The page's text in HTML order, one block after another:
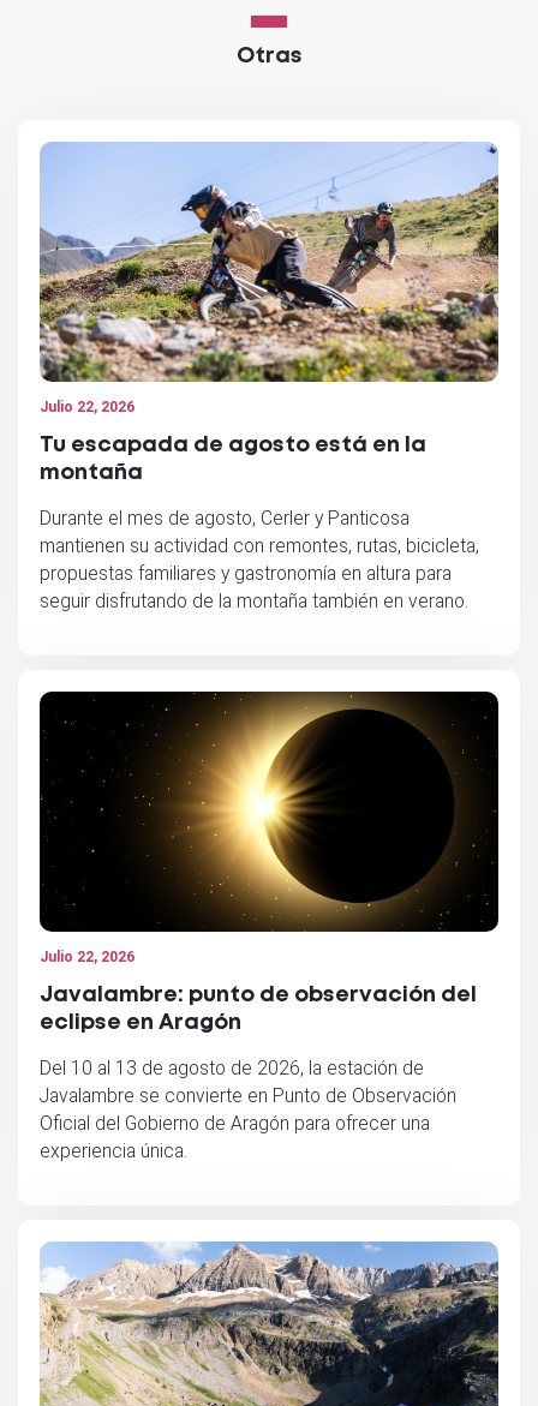
Otras
Julio 22, 2026
Tu escapada de agosto está en la
montaña
Durante el mes de agosto, Cerler y Panticosa
mantienen su actividad con remontes, rutas, bicicleta,
propuestas familiares y gastronomía en altura para
seguir disfrutando de la montaña también en verano.
Julio 22, 2026
Javalambre: punto de observación del
eclipse en Aragón
Del 10 al 13 de agosto de 2026, la estación de
Javalambre se convierte en Punto de Observación
Oficial del Gobierno de Aragón para ofrecer una
experiencia única.